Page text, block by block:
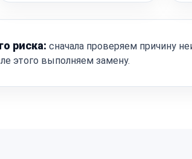
риска: сначала проверяем причину
этого выполняем замену.